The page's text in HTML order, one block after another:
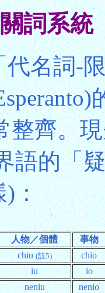
詞系統
名詞-
整齊。
語的「
)：
人物／個體
事物
chiu(註5)
chio
iu
io
neniu
nenio